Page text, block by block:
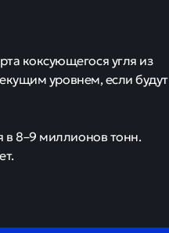
коксующегося угля из
уровнем, если будут
в 8–9 миллионов тонн.